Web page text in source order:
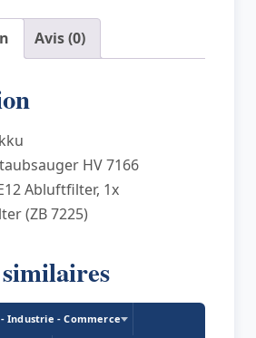
Avis (0)
HV 7166
Abluftfilter, 1x
(ZB 7225)
Industrie - Commerce